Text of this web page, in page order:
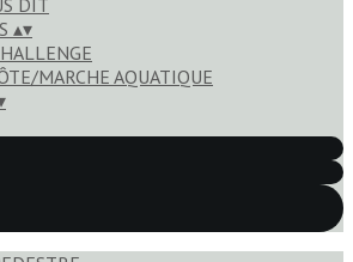
DIT
▴▾
MARCHE AQUATIQUE